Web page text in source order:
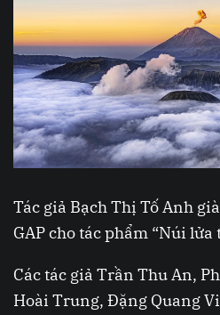
Tác giả Bạch Thị Tố Anh
GAP cho tác phẩm “Núi lửa
Các tác giả Trần Thu An,
Hoài Trung, Đặng Quang